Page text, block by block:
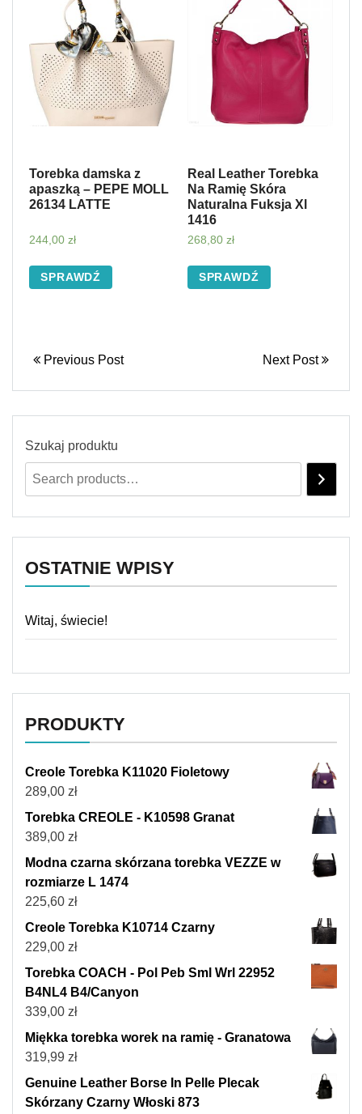
Torebka damska z
apaszką – PEPE MOLL
26134 LATTE
244,00 zł
SPRAWDŹ
Real Leather Torebka
Na Ramię Skóra
Naturalna Fuksja Xl
1416
268,80 zł
SPRAWDŹ
Previous Post Next Post
Szukaj produktu
OSTATNIE WPISY
Witaj, świecie!
PRODUKTY
Creole Torebka K11020 Fioletowy
289,00 zł
Torebka CREOLE - K10598 Granat
389,00 zł
Modna czarna skórzana torebka VEZZE w
rozmiarze L 1474
225,60 zł
Creole Torebka K10714 Czarny
229,00 zł
Torebka COACH - Pol Peb Sml Wrl 22952
B4NL4 B4/Canyon
339,00 zł
Miękka torebka worek na ramię - Granatowa
319,99 zł
Genuine Leather Borse In Pelle Plecak
Skórzany Czarny Włoski 873